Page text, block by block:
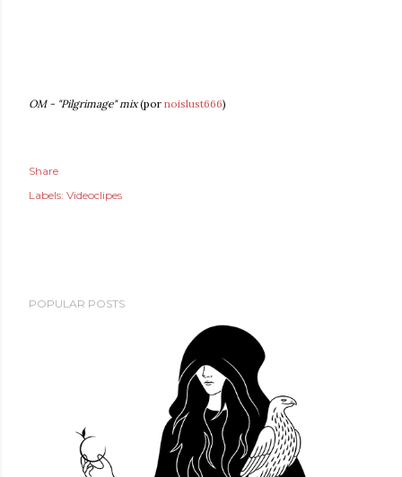
OM - "Pilgrimage" mix(por noislust666)
Share
Labels: Videoclipes
POPULAR POSTS